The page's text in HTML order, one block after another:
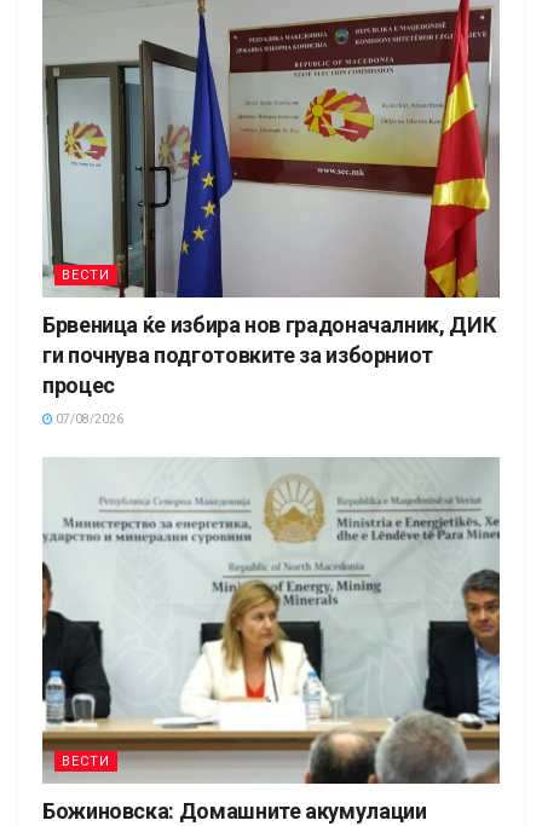
ВЕСТИ
Брвеница ќе избира нов градоначалник, ДИК
ги почнува подготовките за изборниот
процес
07/08/2026
ВЕСТИ
Божиновска: Домашните акумулации